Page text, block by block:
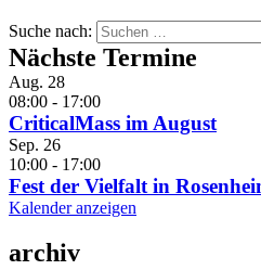
Suche nach:
Nächste Termine
Aug. 28
08:00 - 17:00
CriticalMass im August
Sep. 26
10:00 - 17:00
Fest der Vielfalt in
Kalender anzeigen
archiv